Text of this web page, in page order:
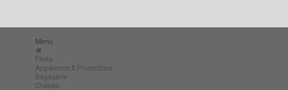
Menu
Pilote
Apparence & Protections
Bagagerie
Châssis